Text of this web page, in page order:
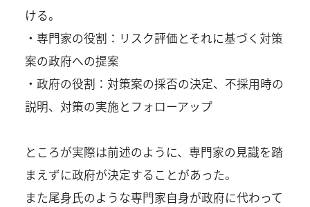
ける。
・専門家の役割：リスク評価とそれに基づく対策
案の政府への提案
・政府の役割：対策案の採否の決定、不採用時の
説明、対策の実施とフォローアップ
ところが実際は前述のように、専門家の見識を踏
まえずに政府が決定することがあった。
また尾身氏のような専門家自身が政府に代わって